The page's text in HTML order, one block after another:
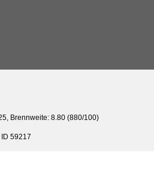
Brennweite: 8.80 (880/100)
ID 59217